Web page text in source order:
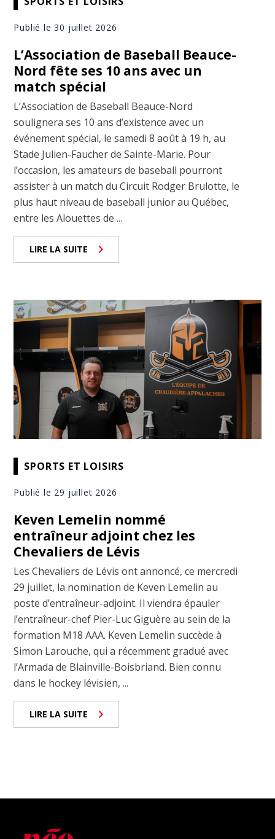
Publié le 30 juillet 2026
L’Association de Baseball Beauce-
Nord fête ses 10 ans avec un
match spécial
L’Association de Baseball Beauce-Nord
soulignera ses 10 ans d’existence avec un
événement spécial, le samedi 8 août à 19 h, au
Stade Julien-Faucher de Sainte-Marie. Pour
l’occasion, les amateurs de baseball pourront
assister à un match du Circuit Rodger Brulotte, le
plus haut niveau de baseball junior au Québec,
entre les Alouettes de ...
LIRE LA SUITE
SPORTS ET LOISIRS
Publié le 29 juillet 2026
Keven Lemelin nommé
entraîneur adjoint chez les
Chevaliers de Lévis
Les Chevaliers de Lévis ont annoncé, ce mercredi
29 juillet, la nomination de Keven Lemelin au
poste d’entraîneur-adjoint. Il viendra épauler
l’entraîneur-chef Pier-Luc Giguère au sein de la
formation M18 AAA. Keven Lemelin succède à
Simon Larouche, qui a récemment gradué avec
l’Armada de Blainville-Boisbriand. Bien connu
dans le hockey lévisien, ...
LIRE LA SUITE